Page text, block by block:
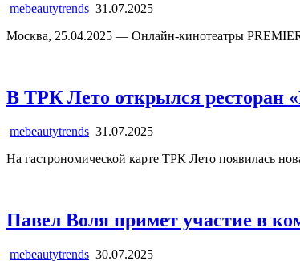
mebeautytrends 31.07.2025
Москва, 25.04.2025 — Онлайн-кинотеатры
В ТРК Лето открылся ресторан
mebeautytrends 31.07.2025
На гастрономической карте ТРК Лето появилась
Павел Воля примет участие в
mebeautytrends 30.07.2025